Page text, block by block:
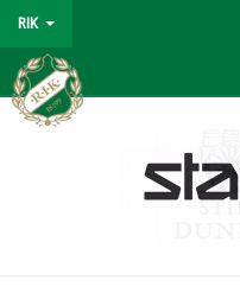
RIK
REYMERS